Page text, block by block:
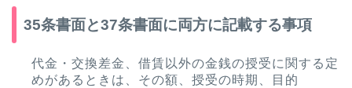
35条書面と37条書面に両方に記載する事項
代金・交換差金、借賃以外の金銭の授受に関する定
めがあるときは、その額、授受の時期、目的